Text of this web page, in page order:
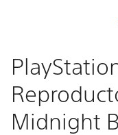
Midnight